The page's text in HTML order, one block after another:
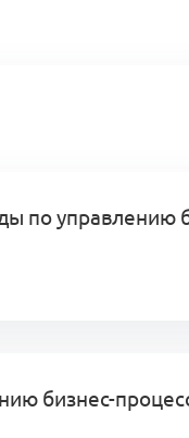
по управлению
бизнес-